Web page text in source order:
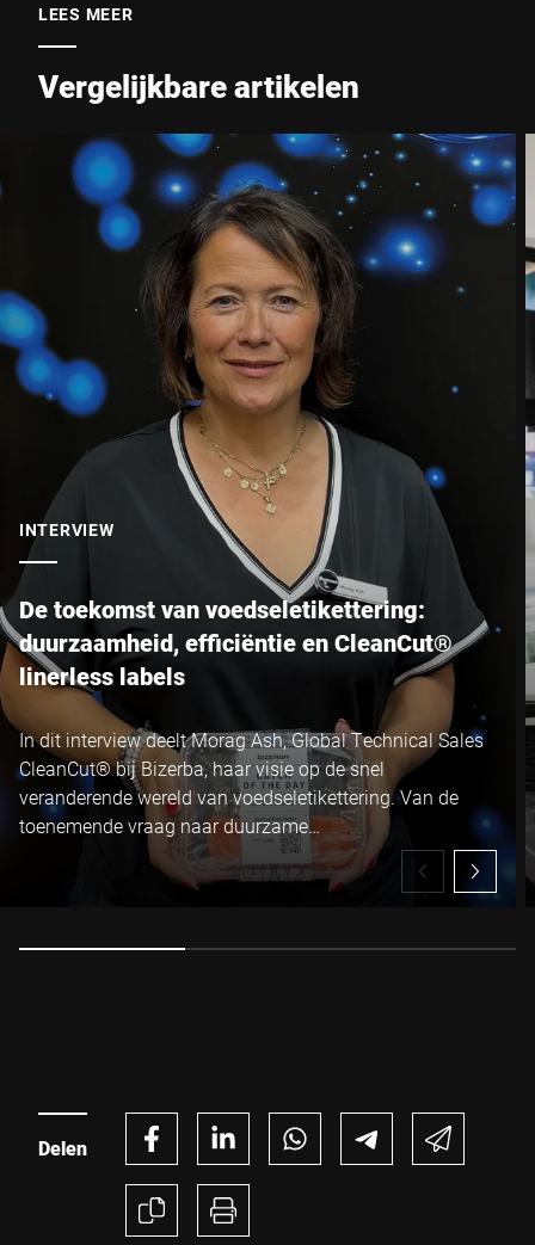
LEES MEER
Vergelijkbare artikelen
INTERVIEW
De toekomst van voedseletikettering:
duurzaamheid, efficiëntie en CleanCut®
linerless labels
In dit interview deelt Morag Ash, Global Technical Sales
CleanCut® bij Bizerba, haar visie op de snel
veranderende wereld van voedseletikettering. Van de
toenemende vraag naar duurzame
verpakkingsoplossingen en linerless technologie tot de
operationele en milieutechnische voordelen van Bizerba
Delen